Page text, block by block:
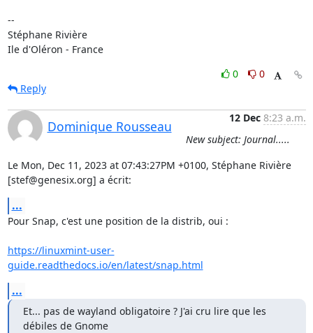
--
Stéphane Rivière
Ile d'Oléron - France
0
0
Reply
Dominique Rousseau
12 Dec 8:23 a.m.
New subject: Journal.....
Le Mon, Dec 11, 2023 at 07:43:27PM +0100, Stéphane Rivière
[stef@genesix.org] a écrit:
...
Pour Snap, c'est une position de la distrib, oui :
https://linuxmint-user-
guide.readthedocs.io/en/latest/snap.html
...
Et... pas de wayland obligatoire ? J'ai cru lire que les
débiles de Gnome